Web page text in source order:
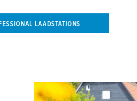
LAADSTATIONS